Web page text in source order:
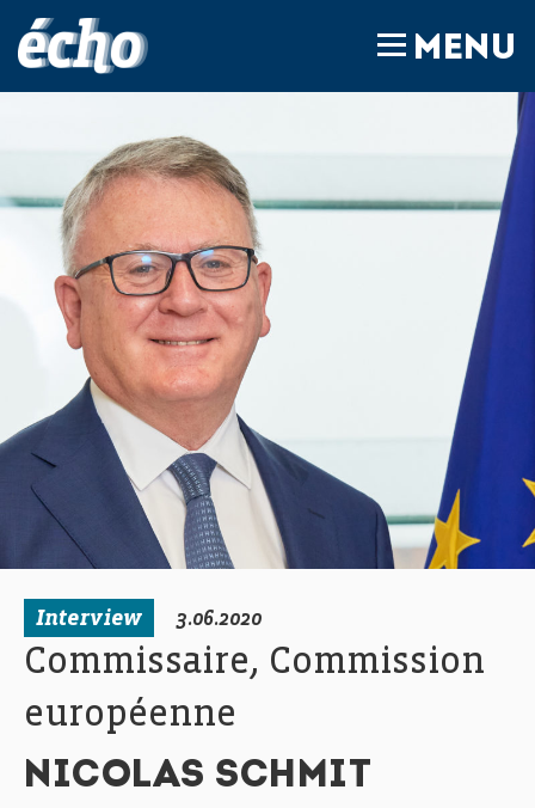
MENU
Interview 3.06.2020
Commissaire, Commission
européenne
NICOLAS SCHMIT